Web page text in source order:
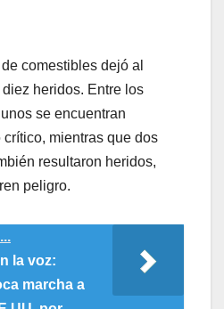
comestibles dejó al
heridos. Entre los
se encuentran
mientras que dos
resultaron heridos,
peligro.
la voz:
marcha a